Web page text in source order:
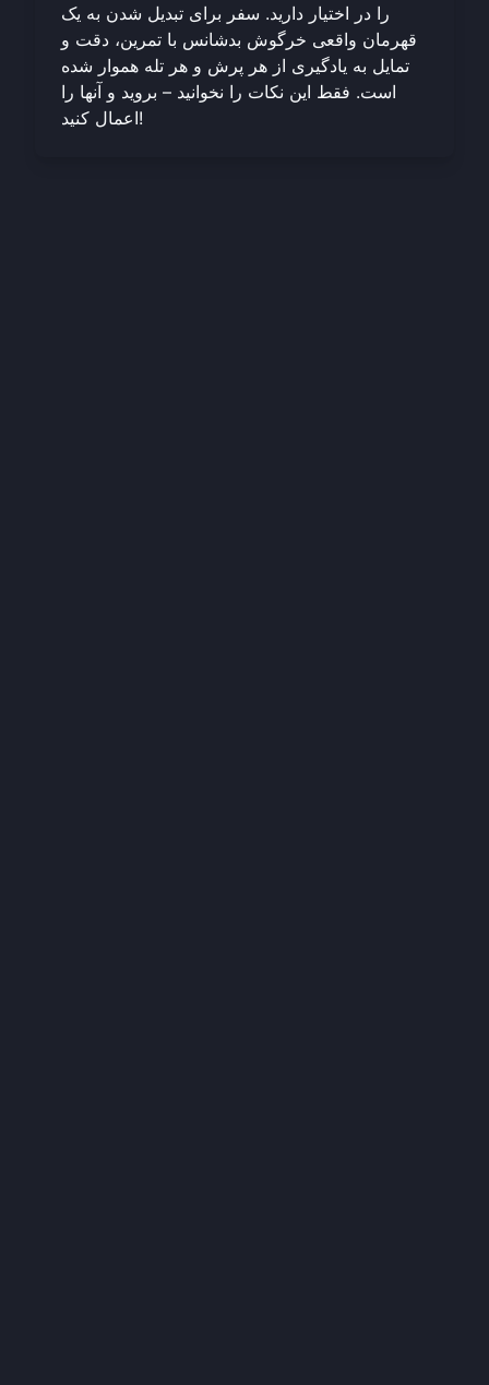
را در اختیار دارید. سفر برای تبدیل شدن به یک
قهرمان واقعی خرگوش بدشانس با تمرین، دقت و
تمایل به یادگیری از هر پرش و هر تله هموار شده
است. فقط این نکات را نخوانید – بروید و آنها را
اعمال کنید!